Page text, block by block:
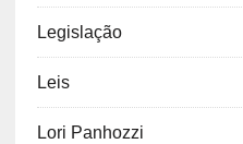
Legislação
Leis
Lori Panhozzi